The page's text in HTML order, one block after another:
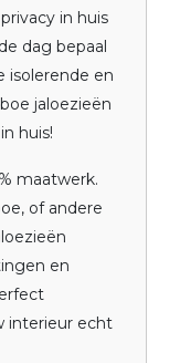
in huis
dag bepaal
isolerende en
jaloezieën
huis!
maatwerk.
of andere
en
interieur echt